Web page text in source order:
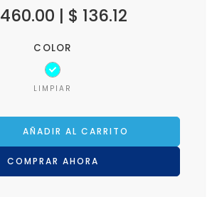
460.00 | $ 136.12
COLOR
LIMPIAR
AÑADIR AL CARRITO
COMPRAR AHORA